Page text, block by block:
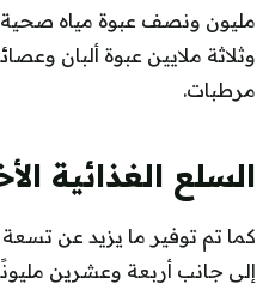
مليون ونصف عبوة مياه
وثلاثة ملايين عبوة ألبان
مرطبات.
السلع الغذائية
كما تم توفير ما يزيد عن
إلى جانب أربعة وعشرين